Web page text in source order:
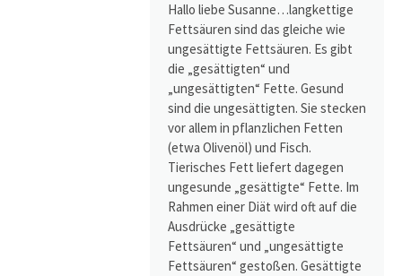
Hallo liebe Susanne…langkettige
Fettsäuren sind das gleiche wie
ungesättigte Fettsäuren. Es gibt
die „gesättigten“ und
„ungesättigten“ Fette. Gesund
sind die ungesättigten. Sie stecken
vor allem in pflanzlichen Fetten
(etwa Olivenöl) und Fisch.
Tierisches Fett liefert dagegen
ungesunde „gesättigte“ Fette. Im
Rahmen einer Diät wird oft auf die
Ausdrücke „gesättigte
Fettsäuren“ und „ungesättigte
Fettsäuren“ gestoßen. Gesättigte